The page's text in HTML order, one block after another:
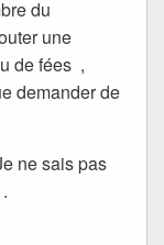
du
une
de fées ,
demander de
ne sais pas